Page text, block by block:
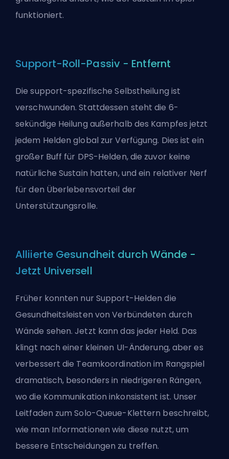
funktioniert.
Support-Roll-Passiv - Entfernt
Die support-spezifische Selbstheilung ist
verschwunden. Stattdessen steht die 6-
sekündige Heilung außerhalb des Kampfes jetzt
jedem Helden global zur Verfügung. Dies ist ein
großer Buff für DPS-Helden, die zuvor keine
natürliche Sustain hatten, und ein relativer Nerf
für den Überlebensvorteil der
Unterstützungsrolle.
Alliierte Gesundheit durch Wände -
Jetzt Universell
Früher konnten nur Support-Helden die
Gesundheitsleisten von Verbündeten durch
Wände sehen. Jetzt kann das jeder Held. Das
klingt nach einer kleinen UI-Änderung, aber es
verbessert die Teamkoordination im Rangspiel
dramatisch, besonders in niedrigeren Rängen,
wo die Kommunikation inkonsistent ist. Unser
Leitfaden zum Solo-Queue-Klettern beschreibt,
wie man Informationen wie diese nutzt, um
bessere Entscheidungen zu treffen.